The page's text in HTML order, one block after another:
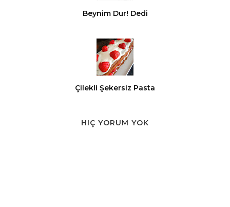
Beynim Dur! Dedi
Çilekli Şekersiz Pasta
HIÇ YORUM YOK